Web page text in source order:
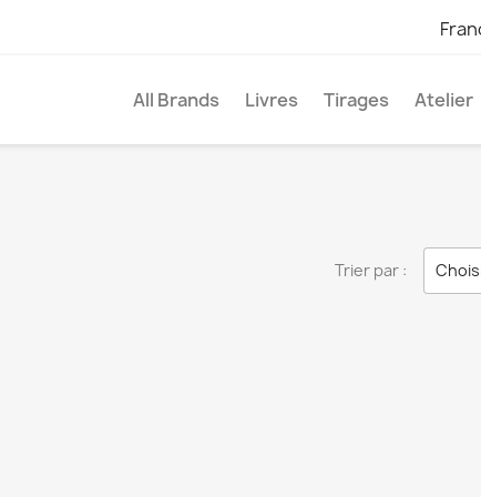
All Brands Livres Tirages Atelier
Trier par :